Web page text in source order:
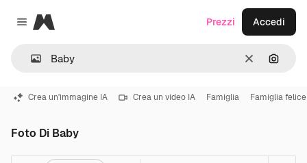
Close menu
Magnific
CancellaCerca
Prezzi Accedi
Crea un'immagine IA Crea un video IA Famiglia Famiglia felice
Foto Di Baby